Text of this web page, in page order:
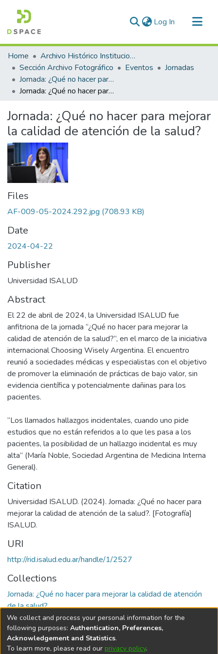
Log In (current)
Communities & Collections
All of DSpace
Statistics
Home
Archivo Histórico Institucional
Sección Archivo Fotográfico
Eventos
Jornadas
Jornada: ¿Qué no hacer para mejorar la calidad de atención de la salud?
Jornada: ¿Qué no hacer para mejorar la calidad de atención de la salud?
Jornada: ¿Qué no hacer para mejorar
la calidad de atención de la salud?
Files
AF-009-05-2024.292.jpg (708.93 KB)
Date
2024-04-22
Publisher
Universidad ISALUD
Abstract
El 22 de abril de 2024, la Universidad ISALUD fue
anfitriona de la jornada “¿Qué no hacer para mejorar la
calidad de atención de la salud?”, en el marco de la iniciativa
internacional Choosing Wisely Argentina. El encuentro
reunió a sociedades médicas y especialistas con el objetivo
de promover la eliminación de prácticas de bajo valor, sin
evidencia científica y potencialmente dañinas para los
pacientes.
“Los llamados hallazgos incidentales, cuando uno pide
estudios que no están referidos a lo que les pasa a los
pacientes, la posibilidad de un hallazgo incidental es muy
alta” (María Noble, Sociedad Argentina de Medicina Interna
General).
Citation
Universidad ISALUD. (2024). Jornada: ¿Qué no hacer para
mejorar la calidad de atención de la salud?. [Fotografía]
ISALUD.
URI
http://rid.isalud.edu.ar/handle/1/2527
Collections
Jornada: ¿Qué no hacer para mejorar la calidad de atención
de la salud?
Full item page
We collect and process your personal information for the
following purposes: Authentication, Preferences,
Acknowledgement and Statistics.
To learn more, please read our privacy policy.